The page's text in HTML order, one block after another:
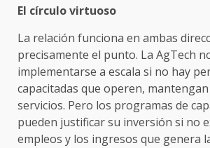
El círculo virtuoso
La relación funciona en ambas
precisamente el punto. La AgTech
implementarse a escala si no hay
capacitadas que operen,
servicios. Pero los programas de
pueden justificar su inversión si no
empleos y los ingresos que genera